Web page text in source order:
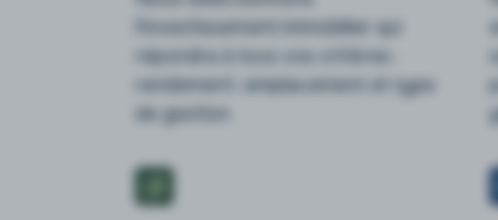
l'investissement immobilier qui
répondra à tous vos critères :
rendement, emplacement et type
de gestion